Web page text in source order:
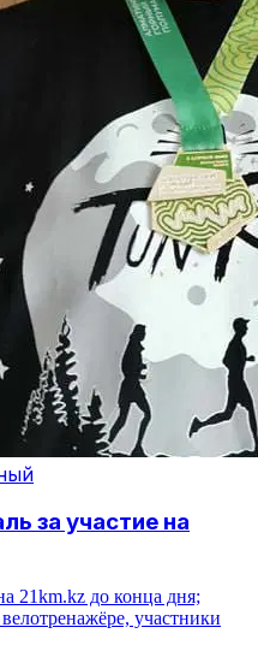
за участие на
21km.kz до конца дня;
участники